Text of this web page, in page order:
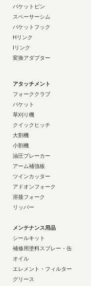
バケットピン
スペーサーシム
バケットフック
Hリンク
Iリンク
変換アダプター
アタッチメント
フォーククラブ
バケット
草刈り機
クイックヒッチ
大割機
小割機
油圧ブレーカー
アーム補強板
ツインカッター
アドオンフォーク
溶接フォーク
リッパー
メンテナンス用品
シールキット
補修用塗料スプレー・缶
オイル
エレメント・フィルター
グリース